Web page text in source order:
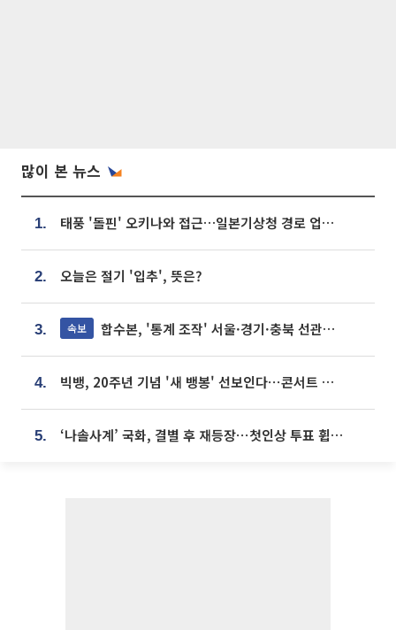
많이 본 뉴스
1. 태풍 '돌핀' 오키나와 접근…일본기상청 경로 업데이트
2. 오늘은 절기 '입추', 뜻은?
3. 속보 합수본, '통계 조작' 서울·경기·충북 선관위 등 추가 압수수색
4. 빅뱅, 20주년 기념 '새 뱅봉' 선보인다⋯콘서트 앞두고 팝업 개최
5. ‘나솔사계’ 국화, 결별 후 재등장⋯첫인상 투표 휩쓸고 ‘인기녀’ 등극